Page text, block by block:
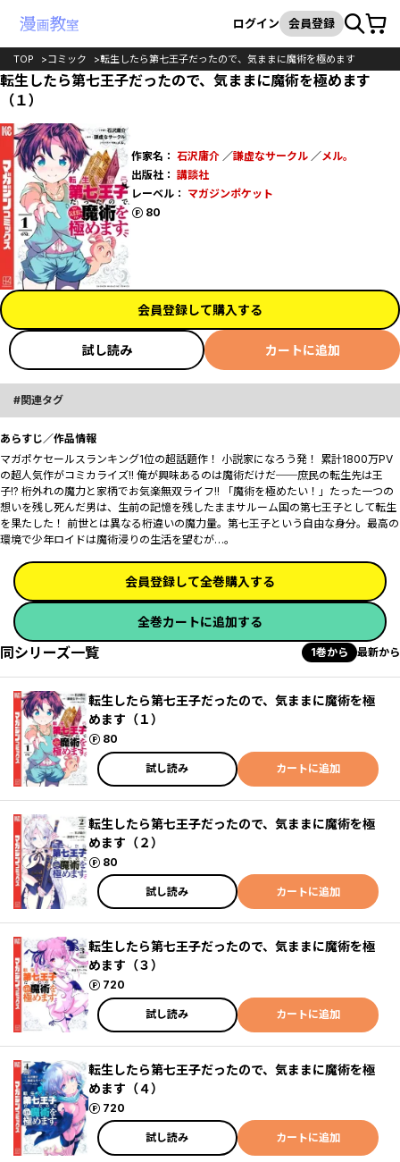
検索
ログイン 会員登録カート
TOP コミック 転生したら第七王子だったので、気ままに魔術を極めます
転生したら第七王子だったので、気ままに魔術を極めます
（１）
作家名： 石沢庸介／謙虚なサークル／メル。
出版社： 講談社
レーベル： マガジンポケット
80
ポイント
会員登録して購入する
試し読み カートに追加
関連タグ
あらすじ／作品情報
マガポケセールスランキング1位の超話題作！ 小説家になろう発！ 累計1800万PV
の超人気作がコミカライズ!! 俺が興味あるのは魔術だけだ──庶民の転生先は王
子!? 桁外れの魔力と家柄でお気楽無双ライフ!! 「魔術を極めたい！」たった一つの
想いを残し死んだ男は、生前の記憶を残したままサルーム国の第七王子として転生
を果たした！ 前世とは異なる桁違いの魔力量。第七王子という自由な身分。最高の
環境で少年ロイドは魔術浸りの生活を望むが…。
会員登録して全巻購入する
全巻カートに追加する
同シリーズ一覧 1巻から 最新から
転生したら第七王子だったので、気ままに魔術を極
めます（１）
80
ポイント
試し読み カートに追加
転生したら第七王子だったので、気ままに魔術を極
めます（２）
80
ポイント
試し読み カートに追加
転生したら第七王子だったので、気ままに魔術を極
めます（３）
720
ポイント
試し読み カートに追加
転生したら第七王子だったので、気ままに魔術を極
めます（４）
720
ポイント
試し読み カートに追加